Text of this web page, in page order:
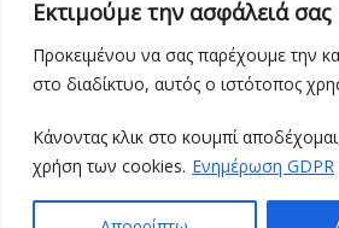
Εκτιμούμε την ασφάλειά σας
Προκειμένου να σας παρέχουμε την
στο διαδίκτυο, αυτός ο ιστότοπος
Κάνοντας κλικ στο κουμπί
χρήση των cookies. Ενημέρωση GDPR